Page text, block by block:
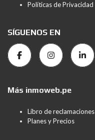
Políticas de Privacidad
SÍGUENOS EN
Más inmoweb.pe
Libro de reclamaciones
Planes y Precios